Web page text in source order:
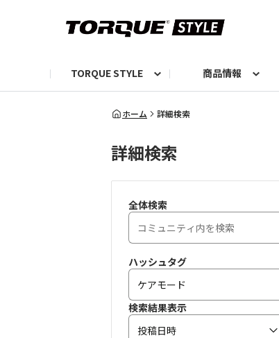
TORQUE STYLE
お知らせ TORQUIZ【投票企画】
商品情報
TORQUEニュース
TORQUEフォト
自己紹介しよう
編集部の日常フォト
ホーム 詳細検索
詳細検索
全体検索
ハッシュタグ
検索結果表示
投稿日時